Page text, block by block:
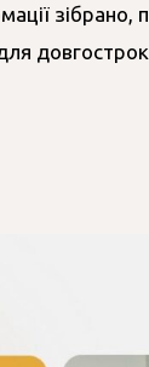
зібрано,